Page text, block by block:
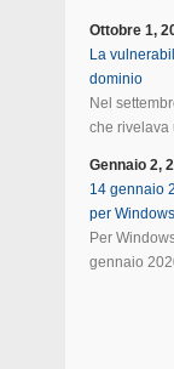
Ottobre 1,
La
dominio
Nel
che rivelava
Gennaio 2,
14 gennaio
per
Per
gennaio